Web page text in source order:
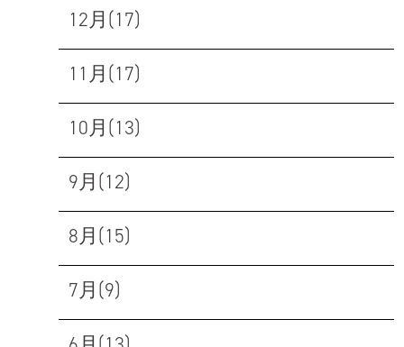
12月(17)
11月(17)
10月(13)
9月(12)
8月(15)
7月(9)